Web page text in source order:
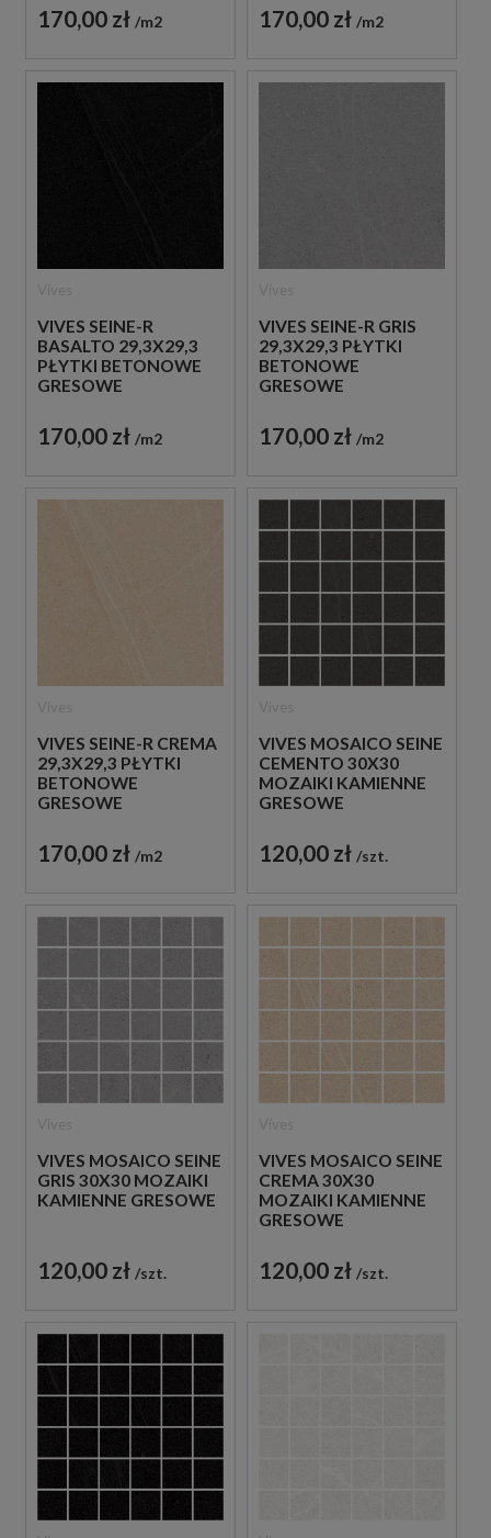
170,00 zł m2 170,00 zł m2
VIVES SEINE-R
BASALTO 29,3X29,3
PŁYTKI BETONOWE
GRESOWE
170,00 zł m2
VIVES SEINE-R GRIS
29,3X29,3 PŁYTKI
BETONOWE
GRESOWE
170,00 zł m2
VIVES SEINE-R CREMA
29,3X29,3 PŁYTKI
BETONOWE
GRESOWE
170,00 zł m2
VIVES MOSAICO SEINE
CEMENTO 30X30
MOZAIKI KAMIENNE
GRESOWE
120,00 zł szt.
VIVES MOSAICO SEINE
GRIS 30X30 MOZAIKI
KAMIENNE GRESOWE
120,00 zł szt.
VIVES MOSAICO SEINE
CREMA 30X30
MOZAIKI KAMIENNE
GRESOWE
120,00 zł szt.